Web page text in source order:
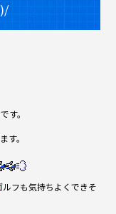
す。
す。
ルフも気持ちよくできそ